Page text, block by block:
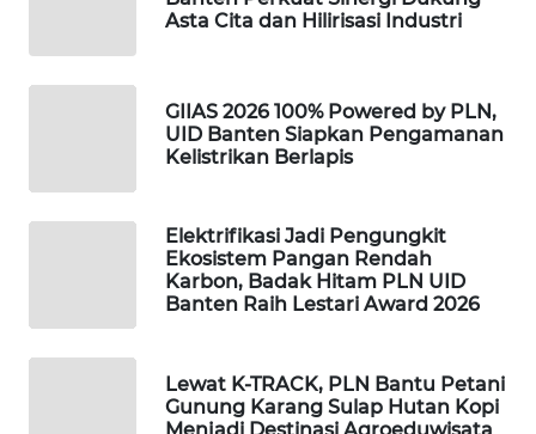
Asta Cita dan Hilirisasi Industri
GIIAS 2026 100% Powered by PLN,
UID Banten Siapkan Pengamanan
Kelistrikan Berlapis
Elektrifikasi Jadi Pengungkit
Ekosistem Pangan Rendah
Karbon, Badak Hitam PLN UID
Banten Raih Lestari Award 2026
Lewat K-TRACK, PLN Bantu Petani
Gunung Karang Sulap Hutan Kopi
WAHANA